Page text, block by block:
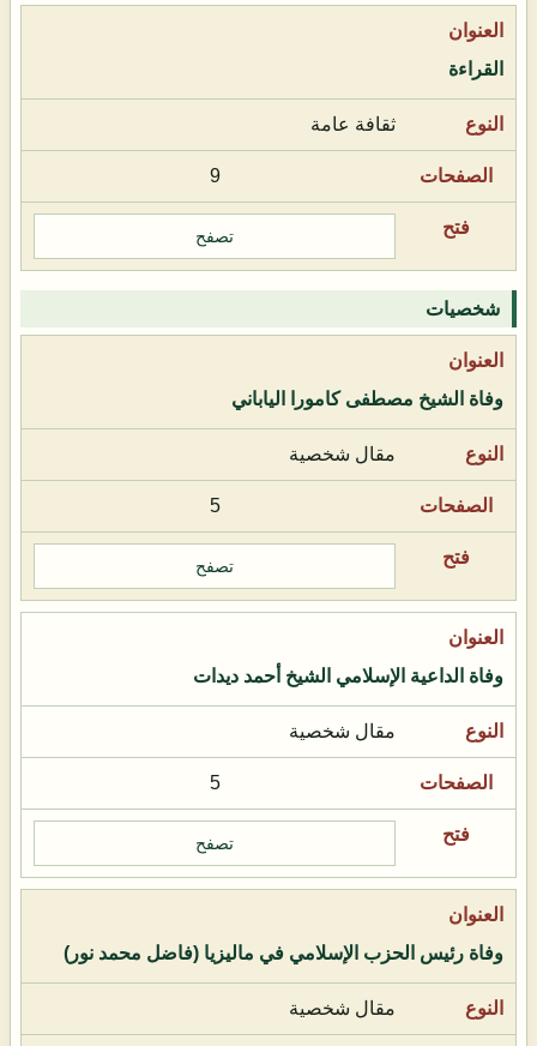
القراءة
ثقافة عامة
9
تصفح
شخصيات
وفاة الشيخ مصطفى كامورا الياباني
مقال شخصية
5
تصفح
وفاة الداعية الإسلامي الشيخ أحمد ديدات
مقال شخصية
5
تصفح
وفاة رئيس الحزب الإسلامي في ماليزيا (فاضل محمد نور)
مقال شخصية